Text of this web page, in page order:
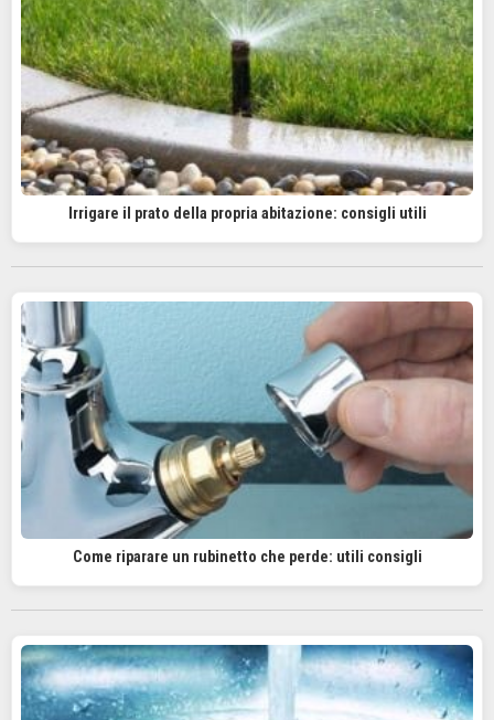
Irrigare il prato della propria abitazione: consigli utili
Come riparare un rubinetto che perde: utili consigli